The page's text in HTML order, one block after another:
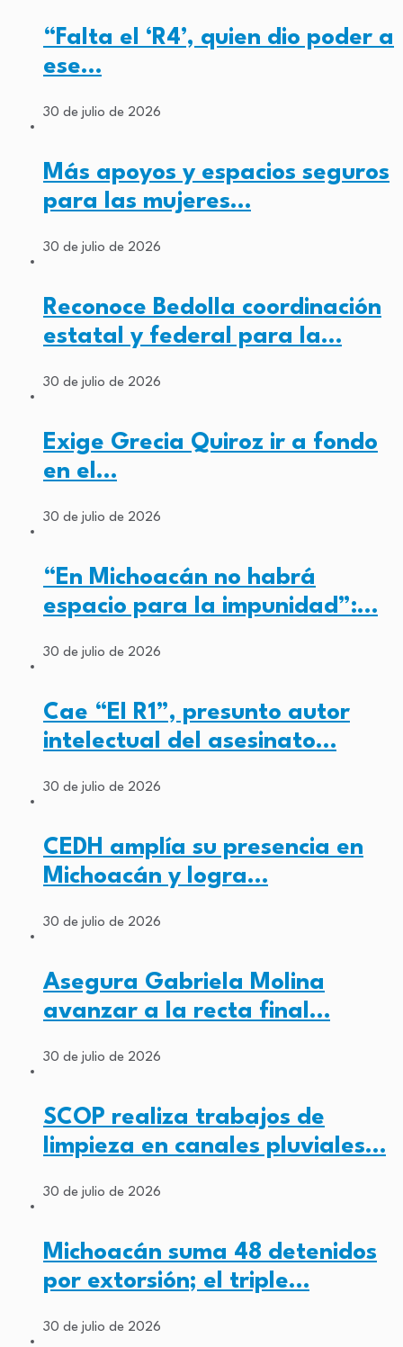
“Falta el ‘R4’, quien dio poder a
ese…
30 de julio de 2026
Más apoyos y espacios seguros
para las mujeres…
30 de julio de 2026
Reconoce Bedolla coordinación
estatal y federal para la…
30 de julio de 2026
Exige Grecia Quiroz ir a fondo
en el…
30 de julio de 2026
“En Michoacán no habrá
espacio para la impunidad”:…
30 de julio de 2026
Cae “El R1”, presunto autor
intelectual del asesinato…
30 de julio de 2026
CEDH amplía su presencia en
Michoacán y logra…
30 de julio de 2026
Asegura Gabriela Molina
avanzar a la recta final…
30 de julio de 2026
SCOP realiza trabajos de
limpieza en canales pluviales…
30 de julio de 2026
Michoacán suma 48 detenidos
por extorsión; el triple…
30 de julio de 2026